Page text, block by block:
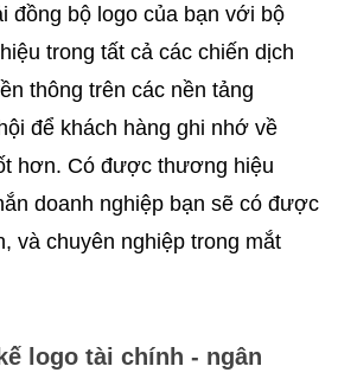
đồng bộ logo của bạn với bộ
trong tất cả các chiến dịch
thông trên các nền tảng
để khách hàng ghi nhớ về
hơn. Có được thương hiệu
doanh nghiệp bạn sẽ có được
và chuyên nghiệp trong mắt
logo tài chính - ngân